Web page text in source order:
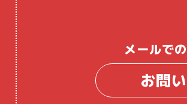
メールで
お問